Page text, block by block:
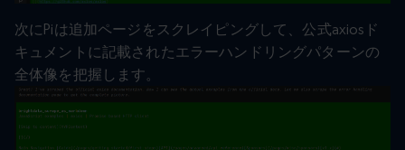
次にPiは追加ページをスクレイピングして、公式axiosド
キュメントに記載されたエラーハンドリングパターンの
全体像を把握します。